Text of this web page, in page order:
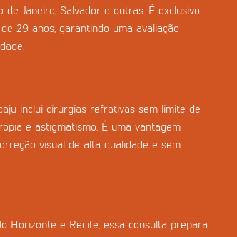
de Janeiro, Salvador e outras. É exclusivo
29 anos, garantindo uma avaliação
inclui cirurgias refrativas sem limite de
e astigmatismo. É uma vantagem
visual de alta qualidade e sem
Horizonte e Recife, essa consulta prepara